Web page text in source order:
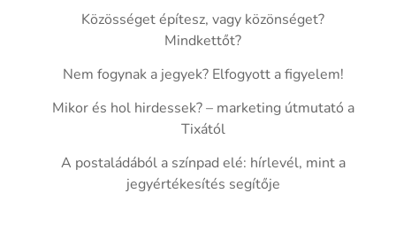
Közösséget építesz, vagy közönséget?
Mindkettőt?
Nem fogynak a jegyek? Elfogyott a figyelem!
Mikor és hol hirdessek? – marketing útmutató a
Tixától
A postaládából a színpad elé: hírlevél, mint a
jegyértékesítés segítője